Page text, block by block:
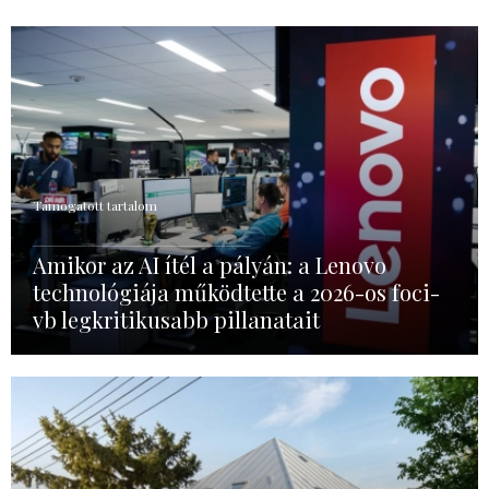
Támogatott tartalom
Amikor az AI ítél a pályán: a Lenovo
technológiája működtette a 2026-os foci-
vb legkritikusabb pillanatait